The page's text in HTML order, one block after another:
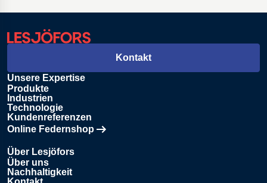
Unsere Expertise
Produkte
Industrien
Technologie
Kundenreferenzen
Online Federnshop
Öffnet in einem neuen Tab
Über Lesjöfors
Über uns
Nachhaltigkeit
Kontakt